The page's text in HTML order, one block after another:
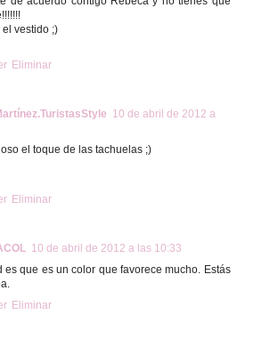
el vestido ;)
Eliminar
10 de abril de 2012 a
el toque de las tachuelas ;)
Eliminar
10 de abril de 2012 a las 10:33
es que es un color que favorece mucho. Estás
Eliminar